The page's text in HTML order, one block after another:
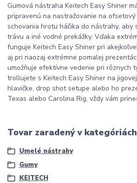
Gumová nástraha Keitech Easy Shiner
pripravenú na nastražovanie na ofsetový
schovania hrotu háčika do nástrahy, aby
trávu a iné vodné prekážky. Vďaka
funguje Keitech Easy Shiner pri
aj pri naozaj extrémne pomalej
umožňuje efektívne vedenie pri rôznych
trollujete s Keitech Easy Shiner na
hlavičke, drop shot setupe alebo ho
Texas alebo Carolina Rig, vždy vám
Tovar zaradený v kategóriách
Umelé nástrahy
Gumy
KEITECH